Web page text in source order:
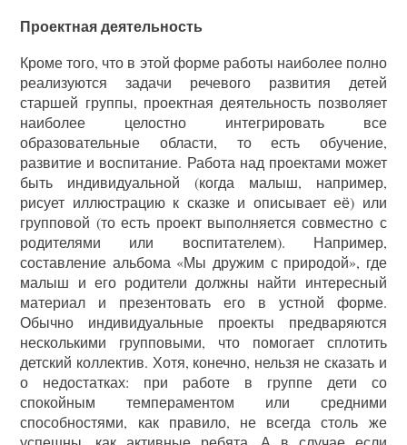
Проектная деятельность
Кроме того, что в этой форме работы наиболее полно
реализуются задачи речевого развития детей
старшей группы, проектная деятельность позволяет
наиболее целостно интегрировать все
образовательные области, то есть обучение,
развитие и воспитание. Работа над проектами может
быть индивидуальной (когда малыш, например,
рисует иллюстрацию к сказке и описывает её) или
групповой (то есть проект выполняется совместно с
родителями или воспитателем). Например,
составление альбома «Мы дружим с природой», где
малыш и его родители должны найти интересный
материал и презентовать его в устной форме.
Обычно индивидуальные проекты предваряются
несколькими групповыми, что помогает сплотить
детский коллектив. Хотя, конечно, нельзя не сказать и
о недостатках: при работе в группе дети со
спокойным темпераментом или средними
способностями, как правило, не всегда столь же